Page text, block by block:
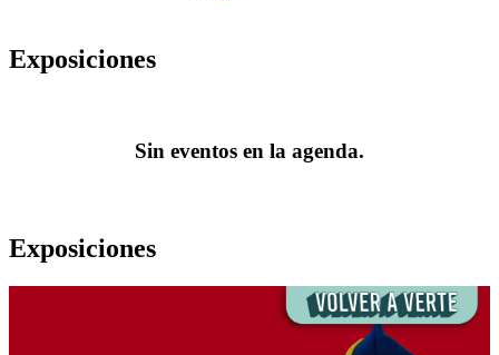
Exposiciones
Sin eventos en la agenda.
Exposiciones